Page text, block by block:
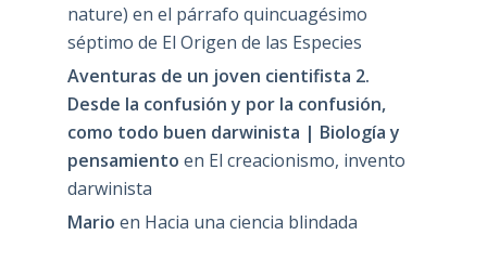
nature) en el párrafo quincuagésimo
séptimo de El Origen de las Especies
Aventuras de un joven cientifista 2.
Desde la confusión y por la confusión,
como todo buen darwinista | Biología y
pensamiento en El creacionismo, invento
darwinista
Mario en Hacia una ciencia blindada